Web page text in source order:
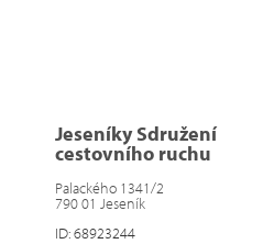
Jeseníky Sdružení
cestovního ruchu
Palackého 1341/2
790 01 Jeseník
ID: 68923244